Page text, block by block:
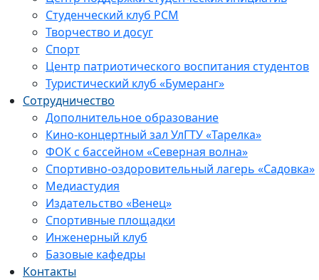
Студенческий клуб РСМ
Творчество и досуг
Спорт
Центр патриотического воспитания студентов
Туристический клуб «Бумеранг»
Сотрудничество
Дополнительное образование
Кино-концертный зал УлГТУ «Тарелка»
ФОК с бассейном «Северная волна»
Спортивно-оздоровительный лагерь «Садовка»
Медиастудия
Издательство «Венец»
Спортивные площадки
Инженерный клуб
Базовые кафедры
Контакты